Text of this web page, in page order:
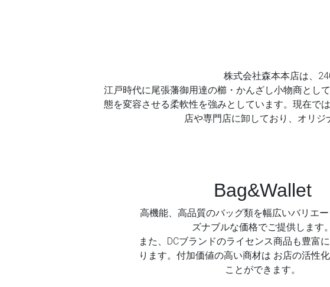
株式会社森本本店は、
江戸時代に尾張藩御用達の櫛・かんざし小物商とし
態を変容させる柔軟性を強みとしています。現在で
店や専門店に卸しており、オリジ
Bag&Wallet
高機能、高品質のバッグ類を幅広いバリエ
ズナブルな価格でご提供します。
また、DCブランドのライセンス商品も豊富
ります。付加価値の高い商材は お店の活性
ことができます。